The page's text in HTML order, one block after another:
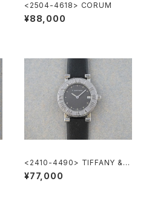
<2504-4618> CORUM
¥88,000
<2410-4490> TIFFANY & C
o. Atlas
¥77,000